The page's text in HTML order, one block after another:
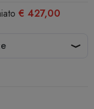
€ 427,00